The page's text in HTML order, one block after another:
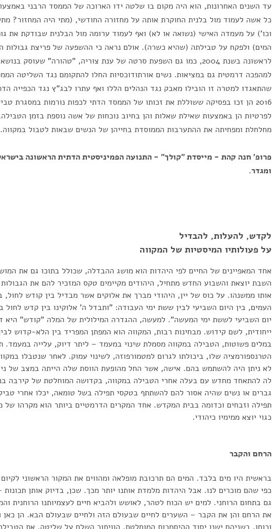
עד השנים האחרונות, הוא היה מקום בו שלטה ידו הארוכה של הממסד הרבני
כל אשה לעמוד מול בלנית החוקרת אותה על מחזורה החודשי, (מתי היה המחזור?
וכו') על מעמדה האישי (נשואה או לא) ואף לעמוד ערומה מול הבלנית שבודקת את
המים) ולפקח על טבילתה (שהיא כשרה). אולם נראה כי ההשפעה של פריצת
לראשונה בשנת 2004, כמו גם השפעת סרטה של ענת צוריה, "טהורה" שעוסק
למהפכה דרמטית גם במציאות. נשים אורתודוכסיות החלו להתקומם נגד השליטה
שהתאגדו למטרה זו הובילו מאבק נגד הנהלים הללו ואף עתרו לבג"ץ נגד הכפייה
2016 הן זכו בפסיקה ששוללת את זכותו של הממסד הדתי לכפות נורמות במסגרת
לפרטיות הן באמצעות שאילת שאלות והן בחיוב נוכחות של אשה נוספת בזמן
מחלחלת ומפחיתה את ההתערבות הממוסדת בחייהן של הנשים שבאות לטבול במקווה.
פרופ' חנה קהת - מייסדת "קולך" - התנועה הפמיניסטית הדתית הראשונה
ומגדר.
לקדש, להעלות, להבדיל
על פעולותיו המיסטיות של המקווה
אחד המאפיינים של החיים לפי היהדות הוא מושג ההבדלה, שכולל בתוכו גם את
השבת יוצאת והשבוע החדש מתחיל, היהודים מקיימים טקס המזכיר להם את
אותו ממשנהו. על כוס של יין, היהודי מברך את אלוקים אשר מבדיל בין קודש לחול,
העמים, בין היום השביעי לבין ששת ימי העבודה: "ותבדל ה' אלוקינו בין קדש לחול
יום השביעי לששת ימי המעשה". למעשה, ההגדרה המילולית של המלה "קודש" היא
ייחודית, לשם קידוש. מבחינות רבות, המקווה הוא המפתן המפריד בין הלא-קדוש
במלים פשוטות, הטבילה במקווה מסמלת שינוי במעמד – ליתר דיוק, עלייה במעמד.
הטרנספורמציה שלו, ביכולתו לגרום למטמורפוזה, לשינוי עמוק. לאחר שנטבלו
לא ניתן היה להשתמש בהם. אישה, אשר החל מהופעת הווסת שלה הייתה במצב של
לה להתאחד מחדש עם בעלה אחרי הטבילה במקווה, בקדושה המוחלטת של קירבה
גברים או נשים שהיה אסור להם להשתתף בטקסי תפילה בשל טומאה, יכלו אחרי
תפילה וזבחים וכדומה בבית המקדש. אחד המקרים הדרמטיים ביותר הוא מקרהו של
כגוי יוצא ממימיו כיהודי.
הרחם והקבר
בראשית היו מים בלבד. המים הם תרכובת מופלאה ומהווים את המקור הראשוני לקיום
כפי שהם מוכרים לנו. אבל היהדות מלמדת אותנו יותר מכך. שכן, בדיוק אותן
גם בתחום הרוחני. למים יש הכוח לטהר, לאושש ולהביא חיים לעצמיותנו הרוחנית
את הרחם והן את הקבר – השערים לחיים שבעולם הזה ולחיים שבעולם הבא. הן